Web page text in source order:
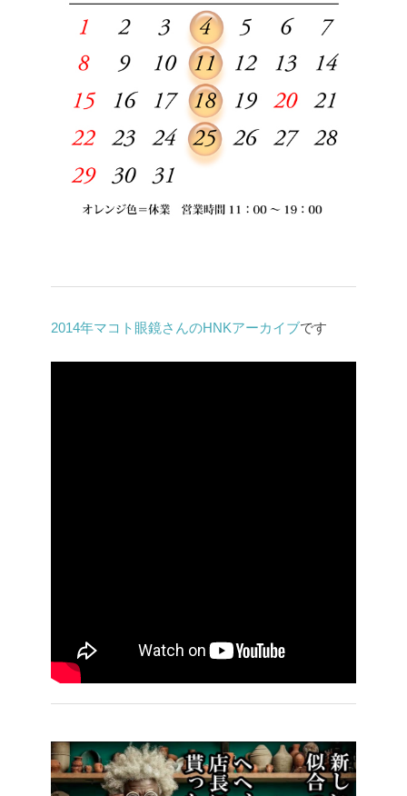
2014年マコト眼鏡さんのHNKアーカイブです